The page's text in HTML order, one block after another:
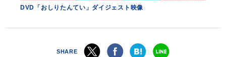
DVD「おしりたんてい」ダイジェスト映像
SHARE